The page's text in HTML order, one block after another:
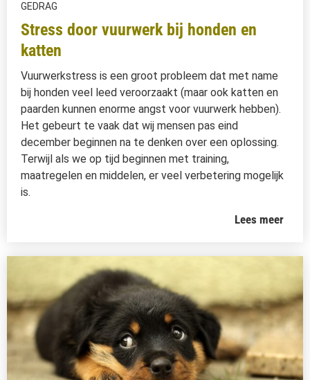
GEDRAG
Stress door vuurwerk bij honden en
katten
Vuurwerkstress is een groot probleem dat met name
bij honden veel leed veroorzaakt (maar ook katten en
paarden kunnen enorme angst voor vuurwerk hebben).
Het gebeurt te vaak dat wij mensen pas eind
december beginnen na te denken over een oplossing.
Terwijl als we op tijd beginnen met training,
maatregelen en middelen, er veel verbetering mogelijk
is.
Lees meer